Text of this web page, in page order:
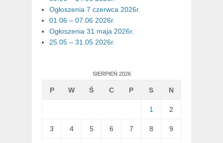
Ogłoszenia 7 czerwca 2026r.
01.06 – 07.06 2026r.
Ogłoszenia 31 maja 2026r.
25.05 – 31.05 2026r.
SIERPIEŃ 2026
P W Ś C P S N
1 2
3 4 5 6 7 8 9